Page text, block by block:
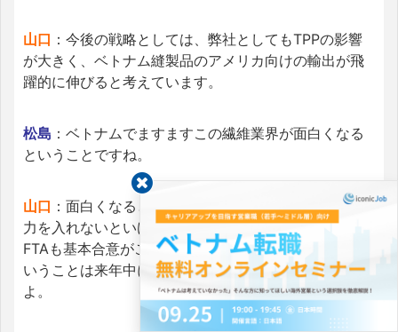
山口 ：今後の戦略としては、弊社としてもTPPの影響
が大きく、ベトナム縫製品のアメリカ向けの輸出が飛
躍的に伸びると考えています。
松島 ：ベトナムでますますこの繊維業界が面白くなる
ということですね。
山口 ：面白くなると思いますよ。だからこれは我々も
力を入れないといけない。アメリカ向け、更にEUとの
FTAも基本合意がこの2ヶ月前になされたわけです。と
いうことは来年中にはだいたい両方とも発効します
よ。